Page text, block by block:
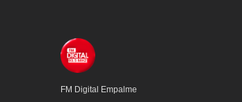
FM Digital Empalme